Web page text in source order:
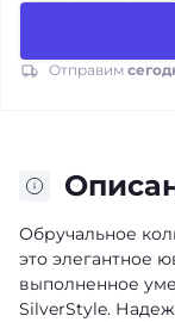
Отправим
Обручальное
это элегантное
выполненное
SilverStyle.